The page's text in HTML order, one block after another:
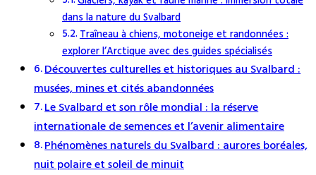
dans la nature du Svalbard
Traîneau à chiens, motoneige et randonnées :
explorer l’Arctique avec des guides spécialisés
Découvertes culturelles et historiques au Svalbard :
musées, mines et cités abandonnées
Le Svalbard et son rôle mondial : la réserve
internationale de semences et l’avenir alimentaire
Phénomènes naturels du Svalbard : aurores boréales,
nuit polaire et soleil de minuit